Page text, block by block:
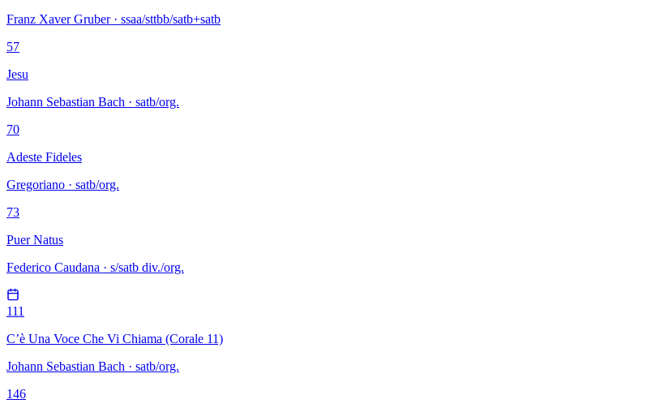
Franz Xaver Gruber · ssaa/sttbb/satb+satb
57
Jesu
Johann Sebastian Bach · satb/org.
70
Adeste Fideles
Gregoriano · satb/org.
73
Puer Natus
Federico Caudana · s/satb div./org.
111
C’è Una Voce Che Vi Chiama (Corale 11)
Johann Sebastian Bach · satb/org.
146